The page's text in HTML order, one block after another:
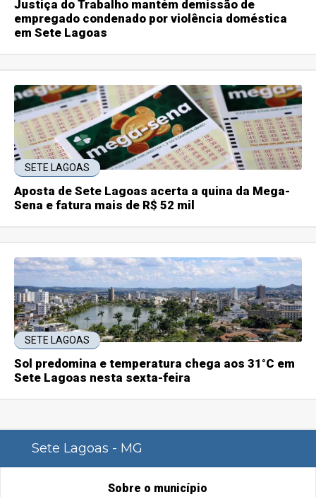
Justiça do Trabalho mantém demissão de
empregado condenado por violência doméstica
em Sete Lagoas
SETE LAGOAS
Aposta de Sete Lagoas acerta a quina da Mega-
Sena e fatura mais de R$ 52 mil
SETE LAGOAS
Sol predomina e temperatura chega aos 31°C em
Sete Lagoas nesta sexta-feira
Sete Lagoas - MG
Sobre o município